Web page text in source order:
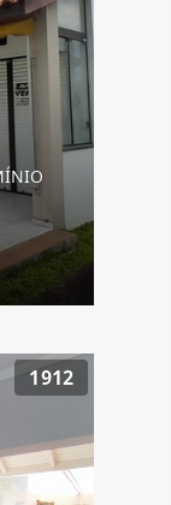
1912